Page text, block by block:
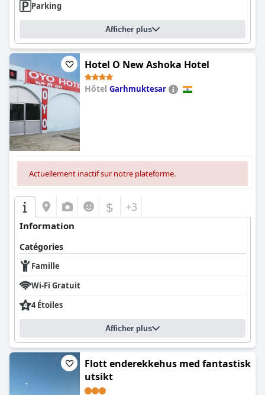
Parking
Afficher plus
Hotel O New Ashoka Hotel
Hôtel Garhmuktesar
Actuellement inactif sur notre plateforme.
$ +3
Information
Catégories
Famille
Wi-Fi Gratuit
4 Étoiles
Afficher plus
Flott enderekkehus med fantastisk
utsikt